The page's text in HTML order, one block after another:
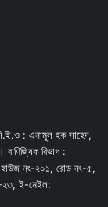
: এনামুল হক সাহেদ,
বিভাগ :
নং-২০১, রোড নং-৫,
ই-মেইল: